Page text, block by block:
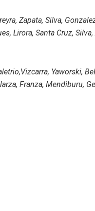
Zapata, Silva,
Lirora, Santa Cruz,
Yaworski,
Franza, Mendiburu,